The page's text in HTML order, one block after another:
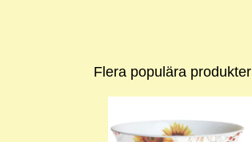
Flera populära produkter